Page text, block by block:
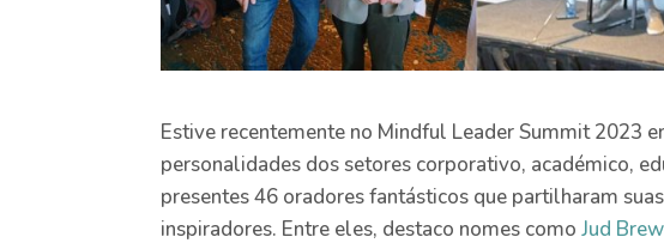
Estive recentemente no Mindful Leader Summit 2023
personalidades dos setores corporativo, académico,
presentes 46 oradores fantásticos que partilharam
inspiradores. Entre eles, destaco nomes comoJud